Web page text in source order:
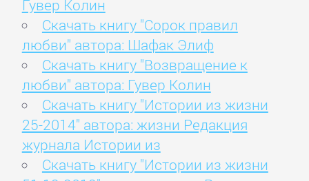
Гувер Колин
Скачать книгу "Сорок правил
любви" автора: Шафак Элиф
Скачать книгу "Возвращение к
любви" автора: Гувер Колин
Скачать книгу "Истории из жизни
25-2014" автора: жизни Редакция
журнала Истории из
Скачать книгу "Истории из жизни